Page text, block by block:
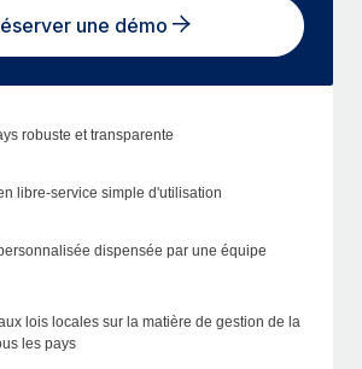
une démo
robuste et transparente
libre-service simple d'utilisation
dispensée par une équipe
lois locales sur la matière de gestion de la
les pays